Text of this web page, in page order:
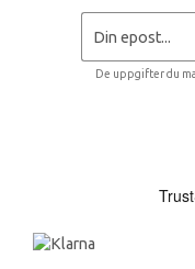
De uppgifter du